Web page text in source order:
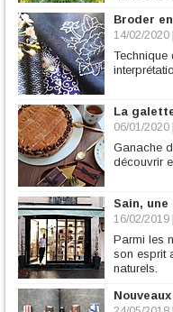
Broder
14/02/2020
La
06/01/2020
Ganache
découvrir
Sain, une
16/02/2019
Parmi les
son esprit
naturels.